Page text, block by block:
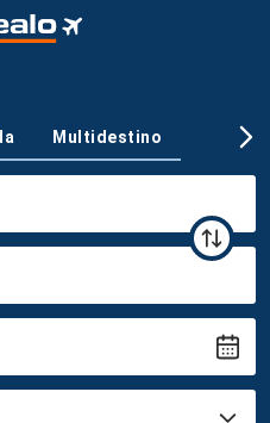
Multidestino